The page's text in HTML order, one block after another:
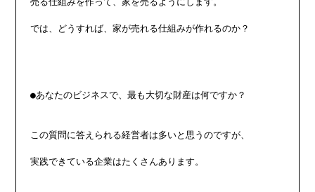
では、どうすれば、家が売れる仕組みが作れるのか？
●あなたのビジネスで、最も大切な財産は何ですか？
この質問に答えられる経営者は多いと思うのですが、
実践できている企業はたくさんあります。